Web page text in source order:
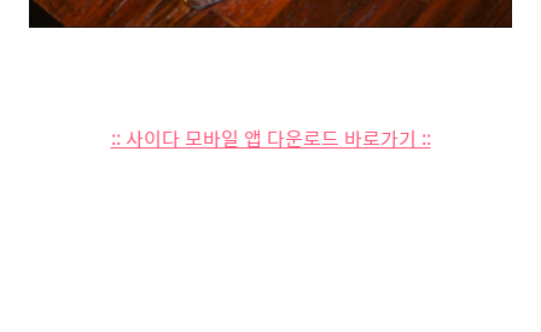
:: 사이다 모바일 앱 다운로드 바로가기 ::